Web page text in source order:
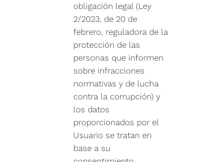
obligación legal (Ley
2/2023, de 20 de
febrero, reguladora de la
protección de las
personas que informen
sobre infracciones
normativas y de lucha
contra la corrupción) y
los datos
proporcionados por el
Usuario se tratan en
base a su